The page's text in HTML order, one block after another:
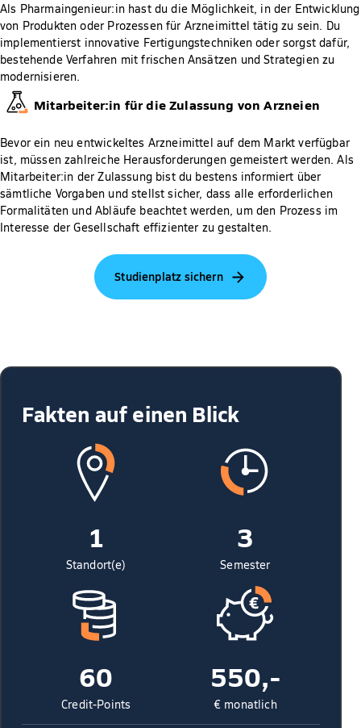
Als Pharmaingenieur:in hast du die Möglichkeit, in der Entwicklung
von Produkten oder Prozessen für Arzneimittel tätig zu sein. Du
implementierst innovative Fertigungstechniken oder sorgst dafür,
bestehende Verfahren mit frischen Ansätzen und Strategien zu
modernisieren.
Mitarbeiter:in für die Zulassung von Arzneien
Bevor ein neu entwickeltes Arzneimittel auf dem Markt verfügbar
ist, müssen zahlreiche Herausforderungen gemeistert werden. Als
Mitarbeiter:in der Zulassung bist du bestens informiert über
sämtliche Vorgaben und stellst sicher, dass alle erforderlichen
Formalitäten und Abläufe beachtet werden, um den Prozess im
Interesse der Gesellschaft effizienter zu gestalten.
Studienplatz sichern
Fakten auf einen Blick
1
Standort(e)
3
Semester
60
Credit-Points
550,-
€ monatlich